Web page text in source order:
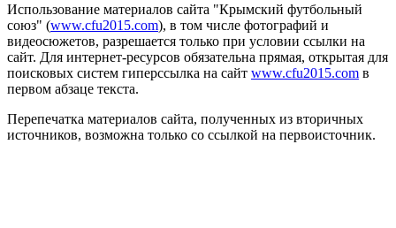
Использование материалов сайта "Крымский футбольный
союз" (www.cfu2015.com), в том числе фотографий и
видеосюжетов, разрешается только при условии ссылки на
сайт. Для интернет-ресурсов обязательна прямая, открытая для
поисковых систем гиперссылка на сайт www.cfu2015.com в
первом абзаце текста.
Перепечатка материалов сайта, полученных из вторичных
источников, возможна только со ссылкой на первоисточник.